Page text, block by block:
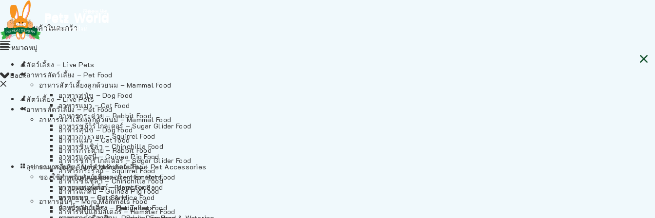
ไม่มีสินค้าในตะกร้า
Back
สัตว์เลี้ยง – Live Pets
อาหารสัตว์เลี้ยง – Pet Food
อาหารสัตว์เลี้ยงลูกด้วยนม – Mammal Food
อาหารสุนัข – Dog Food
อาหารแมว – Cat Food
อาหารกระต่าย – Rabbit Food
อาหารชูก้าร์ไกลเดอร์ – Sugar Glider Food
อาหารกระรอก – Squirrel Food
อาหารชินชิล่า – Chinchilla Food
อาหารแกสบี้ – Guinea Pig Food
อาหารอื่นๆ – More Mammals Food
อาหารหนูแฮมสเตอร์ – Hamster Food
หมวดหมู่
สัตว์เลี้ยง – Live Pets
อาหารสัตว์เลี้ยง – Pet Food
อาหารสัตว์เลี้ยงลูกด้วยนม – Mammal Food
อาหารสุนัข – Dog Food
อาหารแมว – Cat Food
อาหารกระต่าย – Rabbit Food
อาหารชูก้าร์ไกลเดอร์ – Sugar Glider Food
อาหารกระรอก – Squirrel Food
อาหารชินชิล่า – Chinchilla Food
อาหารแกสบี้ – Guinea Pig Food
อาหารอื่นๆ – More Mammals Food
อาหารหนูแฮมสเตอร์ – Hamster Food
อาหารเฟอร์เร็ต – Ferret Food
อาหารหนู – Rats & Mice Food
อาหารเม่นแคระ – Hedgehog Food
อุปกรณและผลิตภัณฑ์สำหรับสัตว์เลี้ยง – Pet Accessories
ของใช้สำหรับสัตว์เลี้ยง – Item For Pets
ทรายแฮมสเตอร์ – Hamster Sand
ทรายแมว – Cat Sand
ห้องน้ำสัตว์เลี้ยง – Pet Toilets